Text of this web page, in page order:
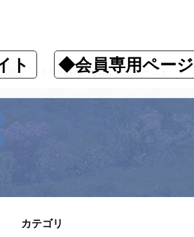
ト ◆会員専用ページ
い （8月7日 韓国聯合ニュース）
カテゴリ